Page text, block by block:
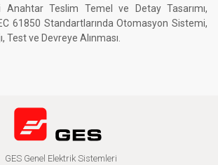
Anahtar Teslim Temel ve Detay Tasarımı,
61850 Standartlarında Otomasyon Sistemi,
Test ve Devreye Alınması.
GES Genel Elektrik Sistemleri